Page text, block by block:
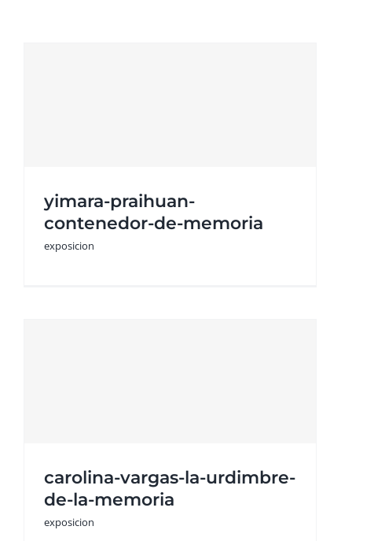
yimara-praihuan-
contenedor-de-memoria
exposicion
carolina-vargas-la-urdimbre-
de-la-memoria
exposicion